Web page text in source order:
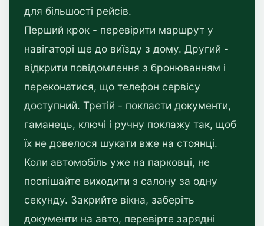
для більшості рейсів.
Перший крок - перевірити маршрут у
навігаторі ще до виїзду з дому. Другий -
відкрити повідомлення з бронюванням і
переконатися, що телефон сервісу
доступний. Третій - покласти документи,
гаманець, ключі і ручну поклажу так, щоб
їх не довелося шукати вже на стоянці.
Коли автомобіль уже на парковці, не
поспішайте виходити з салону за одну
секунду. Закрийте вікна, заберіть
документи на авто, перевірте зарядні